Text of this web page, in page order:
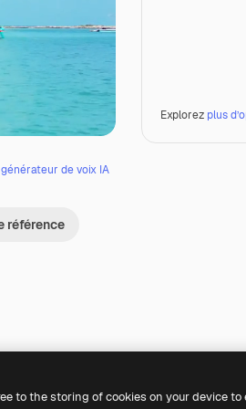
générateur de voix IA
référence
Explorez plus
to the storing of cookies on your device